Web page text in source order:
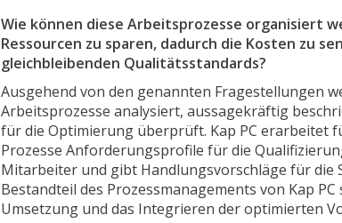
Wie können diese Arbeitsprozesse organisiert
Ressourcen zu sparen, dadurch die Kosten zu
gleichbleibenden Qualitätsstandards?
Ausgehend von den genannten Fragestellungen
Arbeitsprozesse analysiert, aussagekräftig
für die Optimierung überprüft. Kap PC erarbeitet
Prozesse Anforderungsprofile für die
Mitarbeiter und gibt Handlungsvorschläge für die
Bestandteil des Prozessmanagements von Kap
Umsetzung und das Integrieren der optimierten